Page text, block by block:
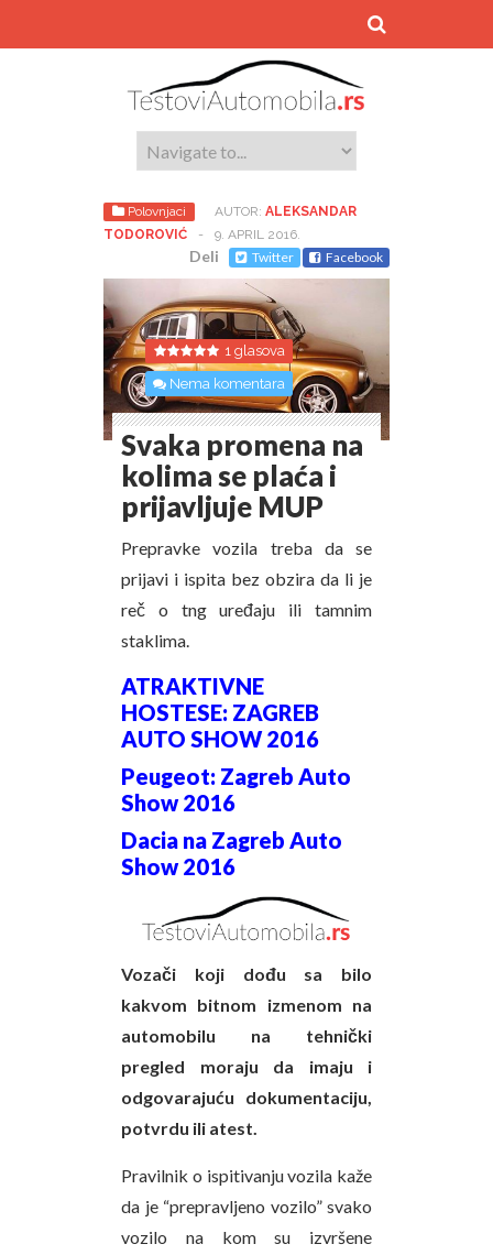
Polovnjaci AUTOR: ALEKSANDAR
TODOROVIĆ
- 9. APRIL 2016.
Deli Twitter Facebook
1 glasova
Nema komentara
Svaka promena na
kolima se plaća i
prijavljuje MUP
Prepravke vozila treba da se
prijavi i ispita bez obzira da li je
reč o tng uređaju ili tamnim
staklima.
ATRAKTIVNE
HOSTESE: ZAGREB
AUTO SHOW 2016
Peugeot: Zagreb Auto
Show 2016
Dacia na Zagreb Auto
Show 2016
Vozači koji dođu sa bilo
kakvom bitnom izmenom na
automobilu na tehnički
pregled moraju da imaju i
odgovarajuću dokumentaciju,
potvrdu ili atest.
Pravilnik o ispitivanju vozila kaže
da je “prepravljeno vozilo” svako
vozilo na kom su izvršene